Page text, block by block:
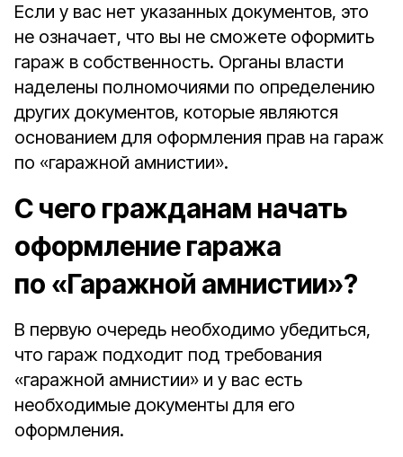
Если у вас нет указанных документов, это
не означает, что вы не сможете оформить
гараж в собственность. Органы власти
наделены полномочиями по определению
других документов, которые являются
основанием для оформления прав на гараж
по «гаражной амнистии».
С чего гражданам начать
оформление гаража
по «Гаражной амнистии»?
В первую очередь необходимо убедиться,
что гараж подходит под требования
«гаражной амнистии» и у вас есть
необходимые документы для его
оформления.